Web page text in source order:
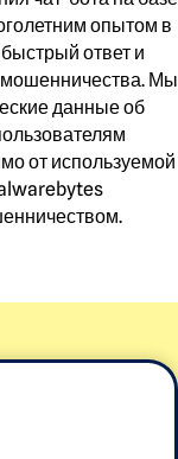
опытом в
ответ и
Мы
данные об
от используемой